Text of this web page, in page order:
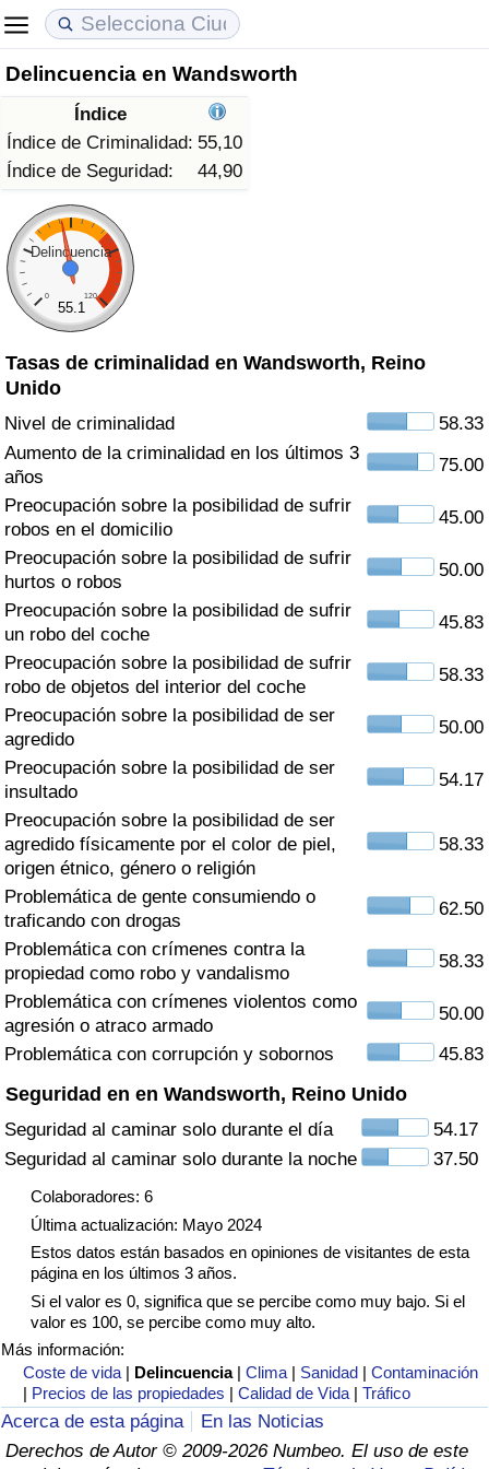
Delincuencia en Wandsworth
Índice
Índice de Criminalidad: 55,10
Índice de Seguridad:
44,90
Delincuencia
0 120
55.1
Tasas de criminalidad en Wandsworth, Reino
Unido
Nivel de criminalidad
58.33
Aumento de la criminalidad en los últimos 3
años
75.00
Preocupación sobre la posibilidad de sufrir
robos en el domicilio
45.00
Preocupación sobre la posibilidad de sufrir
hurtos o robos
50.00
Preocupación sobre la posibilidad de sufrir
un robo del coche
45.83
Preocupación sobre la posibilidad de sufrir
robo de objetos del interior del coche
58.33
Preocupación sobre la posibilidad de ser
agredido
50.00
Preocupación sobre la posibilidad de ser
insultado
54.17
Preocupación sobre la posibilidad de ser
agredido físicamente por el color de piel,
origen étnico, género o religión
58.33
Problemática de gente consumiendo o
traficando con drogas
62.50
Problemática con crímenes contra la
propiedad como robo y vandalismo
58.33
Problemática con crímenes violentos como
agresión o atraco armado
50.00
Problemática con corrupción y sobornos
45.83
Seguridad en en Wandsworth, Reino Unido
Seguridad al caminar solo durante el día
54.17
Seguridad al caminar solo durante la noche
37.50
Colaboradores: 6
Última actualización: Mayo 2024
Estos datos están basados en opiniones de visitantes de esta
página en los últimos 3 años.
Si el valor es 0, significa que se percibe como muy bajo. Si el
valor es 100, se percibe como muy alto.
Más información:
Coste de vida | Delincuencia |Clima | Sanidad |Contaminación
| Precios de las propiedades |Calidad de Vida |Tráfico
Acerca de esta página
En las Noticias
Derechos de Autor © 2009-2026 Numbeo. El uso de este
Coste de vida
Índice de Costo de Vida (Actual)
Índice de Costo de Vida
Índice de costo de vida por país
en aqaba
Precios de las propiedades
Índice de Precios de Inmuebles (Actual)
Índice de Precios de Inmuebles
Índice de Precios de Inmuebles por País
Calidad de Vida
Índice de Calidad de Vida
Índice de Calidad de Vida (Actual)
Índice de calidad de vida por país
Delincuencia
Calificación del Índice de Criminalidad
(Actual)
Índice de Criminalidad
Índice de criminalidad por país
Sanidad
Índice de Sanidad (Actual)
Índice de Sanidad
Índice de Sanidad por País
Contaminación
Índice de Contaminación (Actual)
Índice de contaminación
Índice de Contaminación por País
Tráfico
Índice de Tráfico
Índice de Tráfico (Actual)
Índice de Tráfico por País